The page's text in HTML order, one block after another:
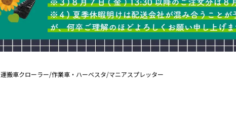
運搬車クローラー/作業車・ハーベスタ/マニアスプレッター